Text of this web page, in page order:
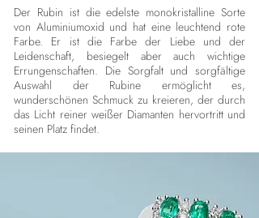
Der Rubin ist die edelste monokristalline Sorte
von Aluminiumoxid und hat eine leuchtend rote
Farbe. Er ist die Farbe der Liebe und der
Leidenschaft, besiegelt aber auch wichtige
Errungenschaften. Die Sorgfalt und sorgfältige
Auswahl der Rubine ermöglicht es,
wunderschönen Schmuck zu kreieren, der durch
das Licht reiner weißer Diamanten hervortritt und
seinen Platz findet.